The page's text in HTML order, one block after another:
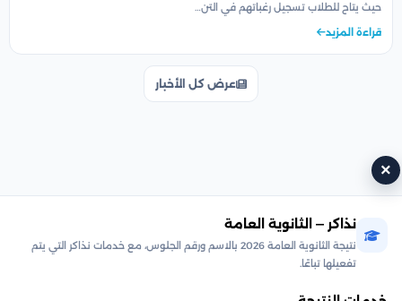
×
حيث يتاح للطلاب تسجيل رغباتهم في التن…
قراءة المزيد
عرض كل الأخبار
نذاكر — الثانوية العامة
نتيجة الثانوية العامة 2026 بالاسم ورقم الجلوس، مع خدمات نذاكر التي يتم
تفعيلها تباعًا.